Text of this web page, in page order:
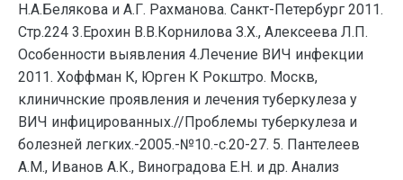
Н.А.Белякова и А.Г. Рахманова. Санкт-Петербург 2011.
Стр.224 3.Ерохин В.В.Корнилова З.Х., Алексеева Л.П.
Особенности выявления 4.Лечение ВИЧ инфекции
2011. Хоффман К, Юрген К Рокштро. Москв,
клиничнские проявления и лечения туберкулеза у
ВИЧ инфицированных.//Проблемы туберкулеза и
болезней легких.-2005.-№10.-с.20-27. 5. Пантелеев
А.М., Иванов А.К., Виноградова Е.Н. и др. Анализ